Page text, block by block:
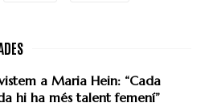
a Maria Hein: “Cada
hi ha més talent femení”